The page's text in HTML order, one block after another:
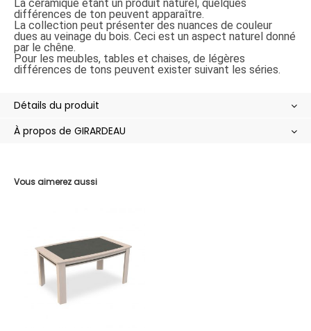
Vous aimerez aussi
La céramique étant un produit naturel, quelques
différences de ton peuvent apparaître.
La collection peut présenter des nuances de couleur
dues au veinage du bois. Ceci est un aspect naturel donné
par le chêne.
Pour les meubles, tables et chaises, de légères
différences de tons peuvent exister suivant les séries.
Détails du produit
À propos de GIRARDEAU